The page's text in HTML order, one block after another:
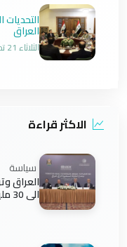
العراق
الثلاثاء 21 تموز 2026
الاكثر قراءة
سياسة
العراق
الى 30 مليار دولار سنويا؟...